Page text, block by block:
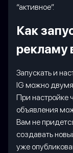
“активное”.
Как
рекламу
Запускать и
IG можно
При настройке
объявления
Вам не
создавать
уже